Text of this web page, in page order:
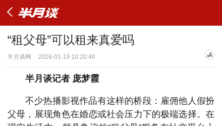
“租父母”可以租来真爱吗
半月谈网 2026-01-19 10:20:46
半月谈记者 庞梦霞
不少热播影视作品有这样的桥段：雇佣他人假扮
父母，展现角色在婚恋或社会压力下的极端选择。在